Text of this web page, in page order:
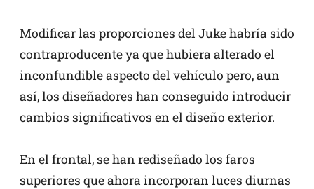
Modificar las proporciones del Juke habría sido
contraproducente ya que hubiera alterado el
inconfundible aspecto del vehículo pero, aun
así, los diseñadores han conseguido introducir
cambios significativos en el diseño exterior.
En el frontal, se han rediseñado los faros
superiores que ahora incorporan luces diurnas